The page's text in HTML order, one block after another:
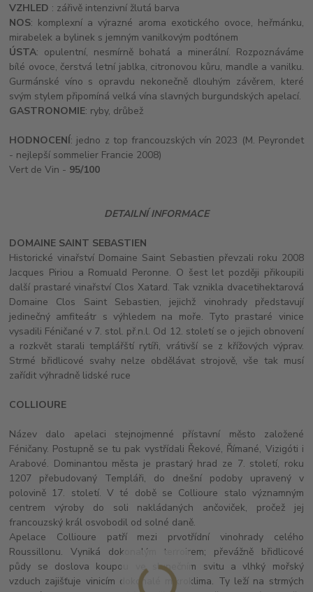
VZHLED : zářivě intenzivní žlutá barva
NOS: komplexní a výrazné aroma exotického ovoce, heřmánku,
mirabelek a bylinek s jemným vanilkovým podtónem
ÚSTA: opulentní, nesmírně bohatá a minerální. Rozpoznáváme
bílé ovoce, čerstvá letní jablka, citronovou kůru, mandle a vanilku.
Gurmánské víno s opravdu nekonečně dlouhým závěrem, které
svým stylem připomíná velká vína slavných burgundských apelací.
GASTRONOMIE: ryby, drůbež
HODNOCENÍ: jedno z top francouzských vín 2023 (M. Peyrondet
- nejlepší sommelier Francie 2008)
Vert de Vin - 95/100
DETAILNÍ INFORMACE
DOMAINE SAINT SEBASTIEN
Historické vinařství Domaine Saint Sebastien převzali roku 2008
Jacques Piriou a Romuald Peronne. O šest let později přikoupili
další prastaré vinařství Clos Xatard. Tak vznikla dvacetihektarová
Domaine Clos Saint Sebastien, jejichž vinohrady představují
jedinečný amfiteátr s výhledem na moře. Tyto prastaré vinice
vysadili Féničané v 7. stol. př.n.l. Od 12. století se o jejich obnovení
a rozkvět starali templářští rytíři, vrátivší se z křížových výprav.
Strmé břidlicové svahy nelze obdělávat strojově, vše tak musí
zařídit výhradně lidské ruce
COLLIOURE
Název dalo apelaci stejnojmenné přístavní město založené
Féničany. Postupně se tu pak vystřídali Řekové, Římané, Vizigóti i
Arabové. Dominantou města je prastarý hrad ze 7. století, roku
1207 přebudovaný Templáři, do dnešní podoby upravený v
polovině 17. století. V té době se Collioure stalo významným
centrem výroby do soli nakládaných ančoviček, pročež jej
francouzský král osvobodil od solné daně.
Apelace Collioure patří mezi prvotřídní vinohrady celého
Roussillonu. Vyniká dokonalým terroirem; převážně břidlicové
půdy se doslova koupou ve slunečním svitu a vlhký mořský
vzduch zajišťuje vinicím dokonalé mikroklima. Ty leží na strmých